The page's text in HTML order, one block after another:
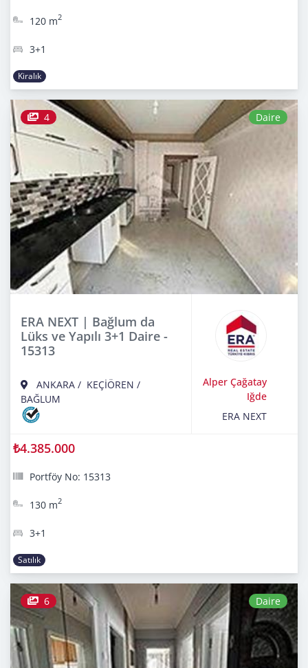
120 m2
3+1
Kiralık
4 Daire
ERA NEXT | Bağlum da
Lüks ve Yapılı 3+1 Daire -
15313
ANKARA / KEÇİÖREN /
BAĞLUM
Alper Çağatay
Iğde
ERA NEXT
₺4.385.000
Portföy No: 15313
130 m2
3+1
Satılık
6 Daire